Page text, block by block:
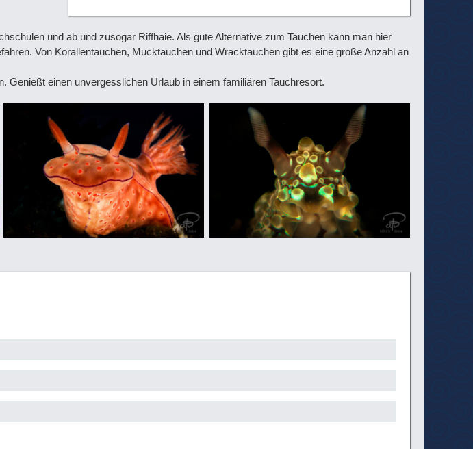
und ab und zusogar Riffhaie. Als gute Alternative zum Tauchen kann man hier
Von Korallentauchen, Mucktauchen und Wracktauchen gibt es eine große Anzahl an
Genießt einen unvergesslichen Urlaub in einem familiären Tauchresort.